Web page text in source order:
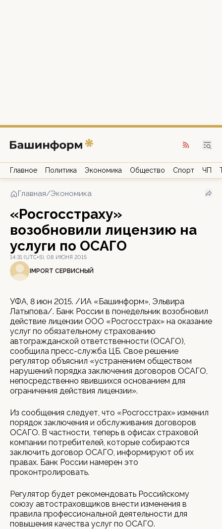
Главное Политика Экономика Общество Спорт ЧП
Главная/Экономика
«Росгосстраху»
возобновили лицензию на
услуги по ОСАГО
14:31 (UTC+5), 08 ИЮНЯ 2015
IMPORT СЕРВИСНЫЙ
УФА, 8 июн 2015. /ИА «Башинформ», Эльвира
Латыпова/. Банк России в понедельник возобновил
действие лицензии ООО «Росгосстрах» на оказание
услуг по обязательному страхованию
автогражданской ответственности (ОСАГО),
сообщила пресс-служба ЦБ. Свое решение
регулятор объяснил «устранением обществом
нарушений порядка заключения договоров ОСАГО,
непосредственно явившихся основанием для
ограничения действия лицензии».
Из сообщения следует, что «Росгосстрах» изменил
порядок заключения и обслуживания договоров
ОСАГО. В частности, теперь в офисах страховой
компании потребителей, которые собираются
заключить договор ОСАГО, информируют об их
правах. Банк России намерен это
проконтролировать.
Регулятор будет рекомендовать Российскому
союзу автостраховщиков внести изменения в
правила профессиональной деятельности для
повышения качества услуг по ОСАГО.